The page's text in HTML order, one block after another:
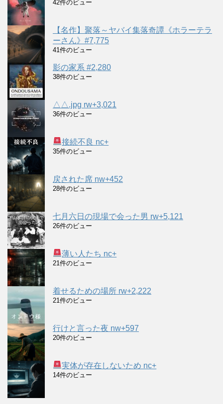
42件のビュー
【名作】聚落～ヤバイ集落奇譚《ホラーテラ
ーさん》#7,775
41件のビュー
影の家系 #2,280
38件のビュー
△△.jpg rw+3,021
36件のビュー
接続不良 nc+
35件のビュー
戻された席 nw+452
28件のビュー
七月六日の現場で会った男 rw+5,121
26件のビュー
薄い人たち nc+
21件のビュー
着せるための場所 rw+2,222
21件のビュー
行けと言った夜 nw+597
20件のビュー
実体が存在しないため nc+
14件のビュー